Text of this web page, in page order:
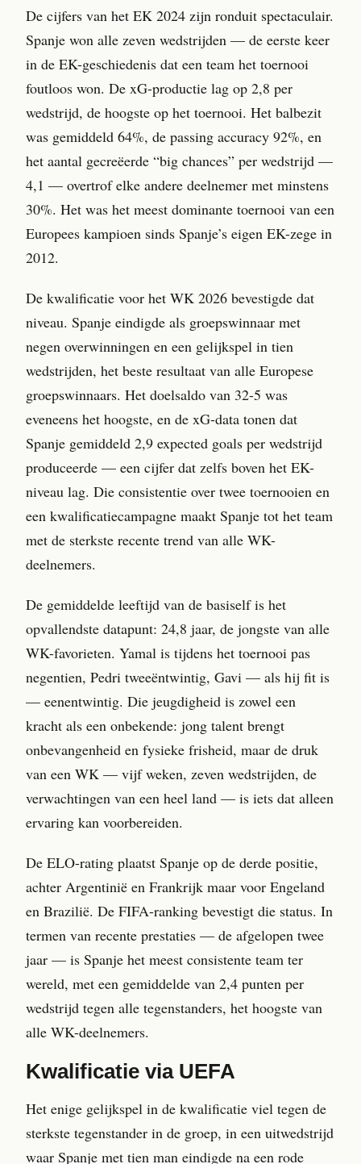
De cijfers van het EK 2024 zijn ronduit spectaculair.
Spanje won alle zeven wedstrijden — de eerste keer
in de EK-geschiedenis dat een team het toernooi
foutloos won. De xG-productie lag op 2,8 per
wedstrijd, de hoogste op het toernooi. Het balbezit
was gemiddeld 64%, de passing accuracy 92%, en
het aantal gecreëerde “big chances” per wedstrijd —
4,1 — overtrof elke andere deelnemer met minstens
30%. Het was het meest dominante toernooi van een
Europees kampioen sinds Spanje’s eigen EK-zege in
2012.
De kwalificatie voor het WK 2026 bevestigde dat
niveau. Spanje eindigde als groepswinnaar met
negen overwinningen en een gelijkspel in tien
wedstrijden, het beste resultaat van alle Europese
groepswinnaars. Het doelsaldo van 32-5 was
eveneens het hoogste, en de xG-data tonen dat
Spanje gemiddeld 2,9 expected goals per wedstrijd
produceerde — een cijfer dat zelfs boven het EK-
niveau lag. Die consistentie over twee toernooien en
een kwalificatiecampagne maakt Spanje tot het team
met de sterkste recente trend van alle WK-
deelnemers.
De gemiddelde leeftijd van de basiself is het
opvallendste datapunt: 24,8 jaar, de jongste van alle
WK-favorieten. Yamal is tijdens het toernooi pas
negentien, Pedri tweeëntwintig, Gavi — als hij fit is
— eenentwintig. Die jeugdigheid is zowel een
kracht als een onbekende: jong talent brengt
onbevangenheid en fysieke frisheid, maar de druk
van een WK — vijf weken, zeven wedstrijden, de
verwachtingen van een heel land — is iets dat alleen
ervaring kan voorbereiden.
De ELO-rating plaatst Spanje op de derde positie,
achter Argentinië en Frankrijk maar voor Engeland
en Brazilië. De FIFA-ranking bevestigt die status. In
termen van recente prestaties — de afgelopen twee
jaar — is Spanje het meest consistente team ter
wereld, met een gemiddelde van 2,4 punten per
wedstrijd tegen alle tegenstanders, het hoogste van
alle WK-deelnemers.
Kwalificatie via UEFA
Het enige gelijkspel in de kwalificatie viel tegen de
sterkste tegenstander in de groep, in een uitwedstrijd
waar Spanje met tien man eindigde na een rode